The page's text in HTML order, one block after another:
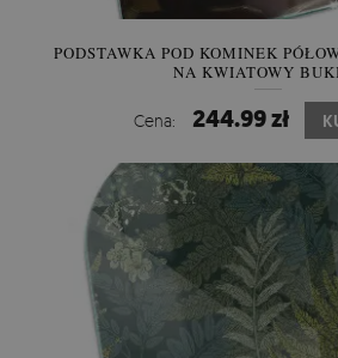
PODSTAWKA POD KOMINEK
NA KWIATOWY
Cena: 244.99 zł